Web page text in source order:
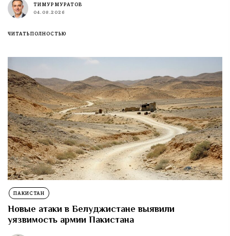
ТИМУР МУРАТОВ
04.08.2026
ЧИТАТЬ ПОЛНОСТЬЮ
ПАКИСТАН
Новые атаки в Белуджистане выявили
уязвимость армии Пакистана